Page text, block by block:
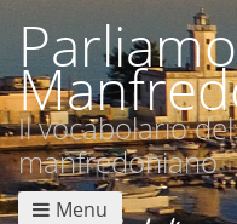
Parliamo
Il vocabolario
manfredoniano
Menu